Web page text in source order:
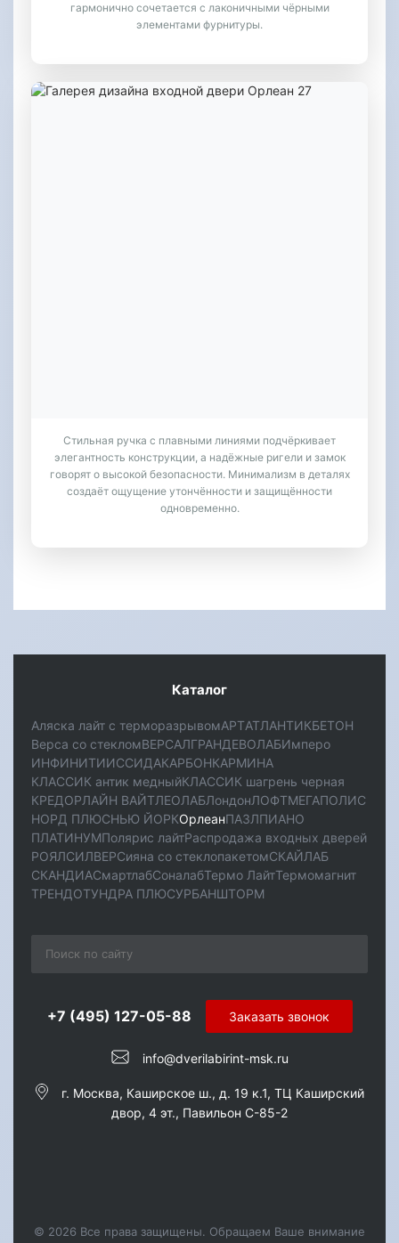
гармонично сочетается с лаконичными чёрными
элементами фурнитуры.
Стильная ручка с плавными линиями подчёркивает
элегантность конструкции, а надёжные ригели и замок
говорят о высокой безопасности. Минимализм в деталях
создаёт ощущение утончённости и защищённости
одновременно.
Каталог
Аляска лайт с терморазрывомАРТАТЛАНТИКБЕТОН
Верса со стекломВЕРСАЛГРАНДЕВОЛАБИмперо
ИНФИНИТИИССИДАКАРБОНКАРМИНА
КЛАССИК антик медныйКЛАССИК шагрень черная
КРЕДОРЛАЙН ВАЙТЛЕОЛАБЛондонЛОФТМЕГАПОЛИС
НОРД ПЛЮСНЬЮ ЙОРКОрлеанПАЗЛПИАНО
ПЛАТИНУМПолярис лайтРаспродажа входных дверей
РОЯЛСИЛВЕРСияна со стеклопакетомСКАЙЛАБ
СКАНДИAСмартлабСоналабТермо ЛайтТермомагнит
ТРЕНДОТУНДРА ПЛЮСУРБАНШТОРМ
+7 (495) 127-05-88‬
info@dverilabirint-msk.ru
Заказать звонок
г. Москва, Каширское ш., д. 19 к.1, ТЦ Каширский
двор, 4 эт., Павильон C-85-2
© 2026 Все права защищены. Обращаем Ваше внимание